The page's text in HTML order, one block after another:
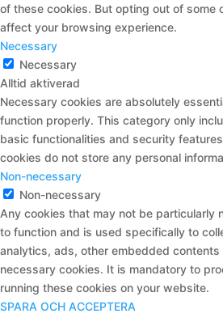
of these cookies. But opting out of some
affect your browsing experience.
Necessary
Necessary
Alltid aktiverad
Necessary cookies are absolutely
function properly. This category only
basic functionalities and security
cookies do not store any personal
Non-necessary
Non-necessary
Any cookies that may not be particularly
to function and is used specifically to
analytics, ads, other embedded
necessary cookies. It is mandatory to
running these cookies on your website.
SPARA OCH ACCEPTERA